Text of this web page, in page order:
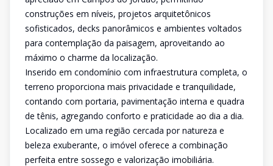
construções em níveis, projetos arquitetônicos
sofisticados, decks panorâmicos e ambientes voltados
para contemplação da paisagem, aproveitando ao
máximo o charme da localização.
Inserido em condomínio com infraestrutura completa, o
terreno proporciona mais privacidade e tranquilidade,
contando com portaria, pavimentação interna e quadra
de tênis, agregando conforto e praticidade ao dia a dia.
Localizado em uma região cercada por natureza e
beleza exuberante, o imóvel oferece a combinação
perfeita entre sossego e valorização imobiliária.